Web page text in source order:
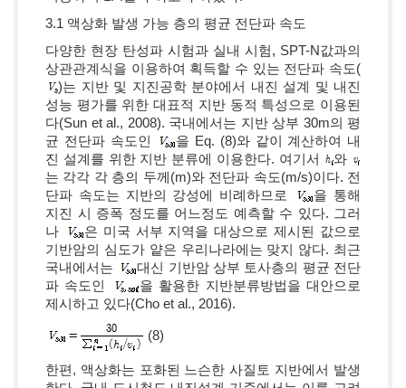
3.1 액상화 발생 가능 층의 평균 전단파 속도
다양한 현장 탄성파 시험과 실내 시험, SPT-N값과의
상관관계식을 이용하여 획득할 수 있는 전단파 속도(
)는 지반 및 지진공학 분야에서 내진 설계 및 내진
성능 평가를 위한 대표적 지반 동적 특성으로 이용된
다(Sun et al., 2008). 국내에서는 지반 상부 30m의 평
균 전단파 속도인
을 Eq. (8)와 같이 계산하여 내
진 설계를 위한 지반 분류에 이용한다. 여기서
와
는 각각 각 층의 두께(m)와 전단파 속도(m/s)이다. 전
단파 속도는 지반의 강성에 비례하므로
을 통해
지진 시 증폭 정도를 어느정도 예측할 수 있다. 그러
나
은 미국 서부 지역을 대상으로 제시된 값으로
기반암의 심도가 얕은 우리나라에는 맞지 않다. 최근
국내에서는
대신 기반암 상부 토사층의 평균 전단
파 속도인
을 활용한 지반분류방법을 대안으로
제시하고 있다(Cho et al., 2016).
(8)
한편, 액상화는 포화된 느슨한 사질토 지반에서 발생